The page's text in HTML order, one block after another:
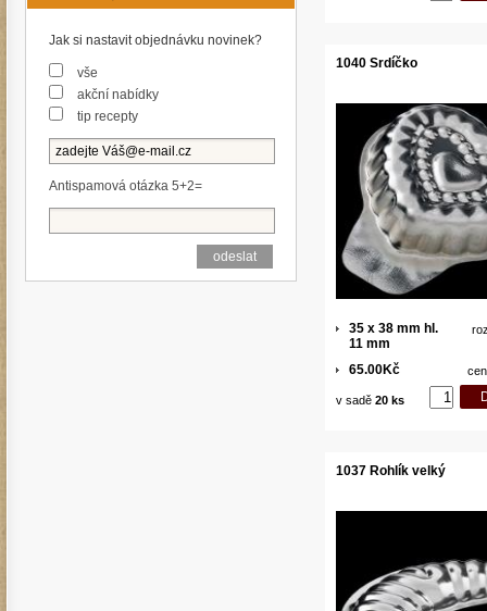
1040 Srdíčko
35 x 38 mm hl.
11 mm
65.00Kč
v sadě 20 ks
1037 Rohlík velký
Jak si nastavit objednávku novinek?
vše
akční nabídky
tip recepty
Antispamová otázka 5+2=